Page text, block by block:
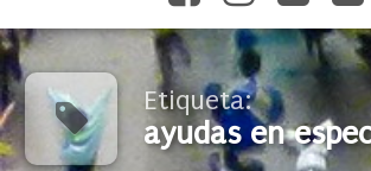
Etiqueta:
ayudas en